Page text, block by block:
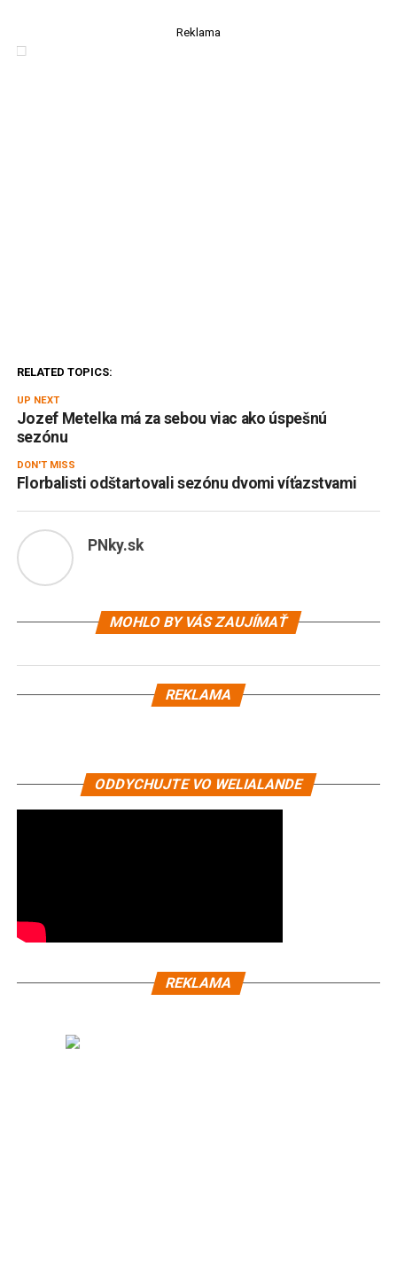
Reklama
RELATED TOPICS:
UP NEXT
Jozef Metelka má za sebou viac ako úspešnú
sezónu
DON'T MISS
Florbalisti odštartovali sezónu dvomi víťazstvami
PNky.sk
MOHLO BY VÁS ZAUJÍMAŤ
REKLAMA
ODDYCHUJTE VO WELIALANDE
REKLAMA